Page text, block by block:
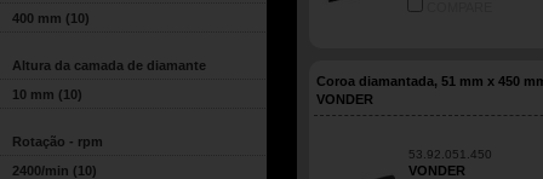
400 mm (10)
Altura da camada de diamante
10 mm (10)
Rotação - rpm
2400/min (10)
Coroa diamantada, 51 mm x 450
VONDER
53.92.051.450
VONDER